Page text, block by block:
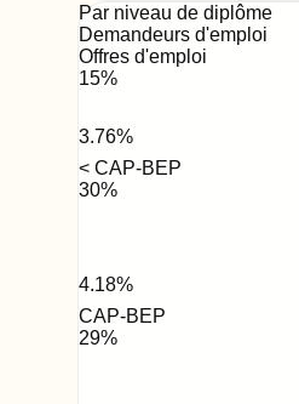
Par niveau de diplôme
Demandeurs d'emploi
Offres d'emploi
15%
3.76%
< CAP-BEP
30%
4.18%
CAP-BEP
29%